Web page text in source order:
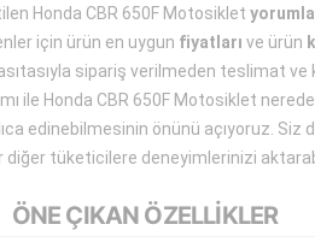
Honda CBR 650F Motosiklet
için ürün en uygun fiyatları ve ürün
sipariş verilmeden teslimat ve
ile Honda CBR 650F Motosiklet
edinebilmesinin önünü açıyoruz. Siz
diğer tüketicilere deneyimlerinizi
ÖNE ÇIKAN ÖZELLİKLER